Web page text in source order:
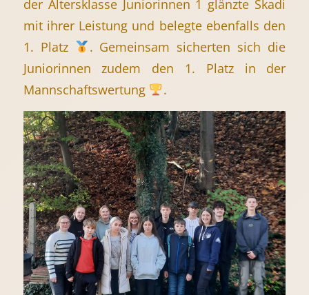
der Altersklasse Juniorinnen 1 glänzte Skadi
mit ihrer Leistung und belegte ebenfalls den
1. Platz
. Gemeinsam sicherten sich die
Juniorinnen zudem den 1. Platz in der
Mannschaftswertung
.